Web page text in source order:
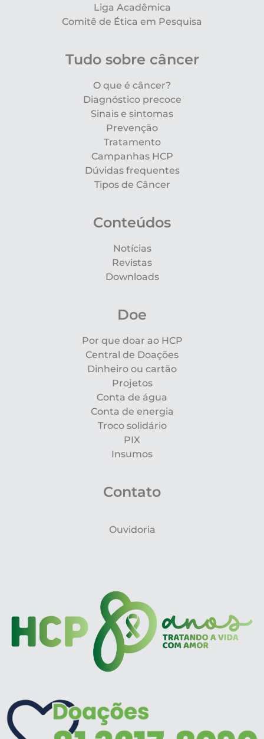
Liga Acadêmica
Comitê de Ética em Pesquisa
Tudo sobre câncer
O que é câncer?
Diagnóstico precoce
Sinais e sintomas
Prevenção
Tratamento
Campanhas HCP
Dúvidas frequentes
Tipos de Câncer
Conteúdos
Notícias
Revistas
Downloads
Doe
Por que doar ao HCP
Central de Doações
Dinheiro ou cartão
Projetos
Conta de água
Conta de energia
Troco solidário
PIX
Insumos
Contato
Ouvidoria